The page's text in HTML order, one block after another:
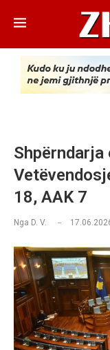
Shpërndarja
18, AAK 7
Nga D. V.